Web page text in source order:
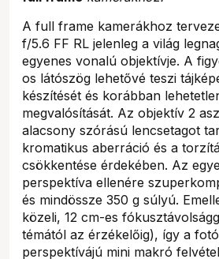
A full frame kamerákhoz
f/5.6 FF RL jelenleg a világ
egyenes vonalú objektívje. A
os látószög lehetővé teszi
készítését és korábban
megvalósítását. Az objektív 2
alacsony szórású lencsetagot
kromatikus aberráció és a
csökkentése érdekében. Az
perspektíva ellenére
és mindössze 350 g súlyú.
közeli, 12 cm-es
témától az érzékelőig), így a
perspektívájú mini makró